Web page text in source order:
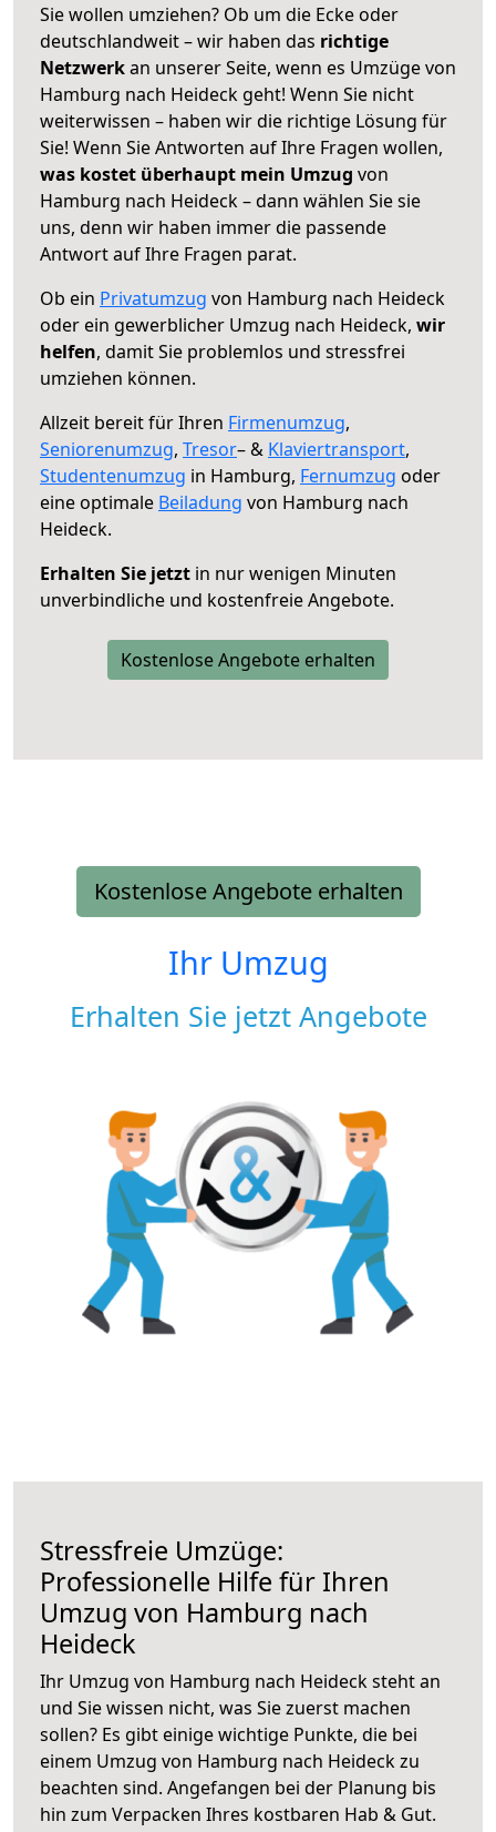
Sie wollen umziehen? Ob um die Ecke oder
deutschlandweit – wir haben das richtige
Netzwerkan unserer Seite, wenn es Umzüge von
Hamburg nach Heideck geht! Wenn Sie nicht
weiterwissen – haben wir die richtige Lösung für
Sie! Wenn Sie Antworten auf Ihre Fragen wollen,
was kostet überhaupt mein Umzug von
Hamburg nach Heideck – dann wählen Sie sie
uns, denn wir haben immer die passende
Antwort auf Ihre Fragen parat.
Ob ein Privatumzug von Hamburg nach Heideck
oder ein gewerblicher Umzug nach Heideck, wir
helfen, damit Sie problemlos und stressfrei
umziehen können.
Allzeit bereit für Ihren Firmenumzug,
Seniorenumzug, Tresor– & Klaviertransport,
Studentenumzug in Hamburg, Fernumzug oder
eine optimale Beiladung von Hamburg nach
Heideck.
Erhalten Sie jetzt in nur wenigen Minuten
unverbindliche und kostenfreie Angebote.
Kostenlose Angebote erhalten
Kostenlose Angebote erhalten
Ihr Umzug
Erhalten Sie jetzt Angebote
Stressfreie Umzüge:
Professionelle Hilfe für Ihren
Umzug von Hamburg nach
Heideck
Ihr Umzug von Hamburg nach Heideck steht an
und Sie wissen nicht, was Sie zuerst machen
sollen? Es gibt einige wichtige Punkte, die bei
einem Umzug von Hamburg nach Heideck zu
beachten sind. Angefangen bei der Planung bis
hin zum Verpacken Ihres kostbaren Hab & Gut.